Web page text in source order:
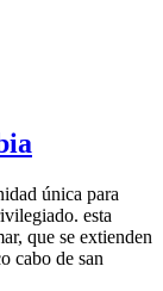
única para
esta
que se extienden
cabo de san